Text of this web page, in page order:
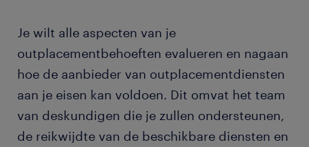
Je wilt alle aspecten van je
outplacementbehoeften evalueren en nagaan
hoe de aanbieder van outplacementdiensten
aan je eisen kan voldoen. Dit omvat het team
van deskundigen die je zullen ondersteunen,
de reikwijdte van de beschikbare diensten en